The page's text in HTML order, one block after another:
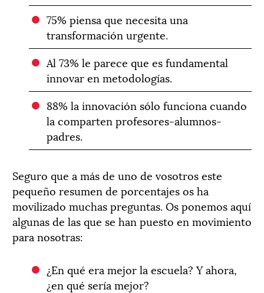
75% piensa que necesita una
transformación urgente.
Al 73% le parece que es fundamental
innovar en metodologías.
88% la innovación sólo funciona cuando
la comparten profesores-alumnos-
padres.
Seguro que a más de uno de vosotros este
pequeño resumen de porcentajes os ha
movilizado muchas preguntas. Os ponemos aquí
algunas de las que se han puesto en movimiento
para nosotras:
¿En qué era mejor la escuela? Y ahora,
¿en qué sería mejor?